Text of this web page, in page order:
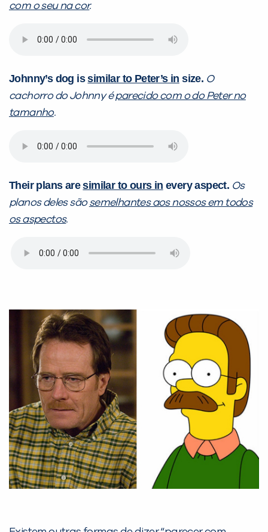
com o seu na cor.
Johnny’s dog issimilar to Peter’s in size. O
cachorro do Johnny éparecido com o do Peter no
tamanho.
Their plans aresimilar to ours in every aspect. Os
planos deles sãosemelhantes aos nossos em todos
os aspectos.